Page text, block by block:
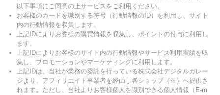
以下事項にご同意の上サービスをご利用ください。
お客様のカードを識別する符号（行動情報のID）を利用し、サイト
内の行動情報を収集します。
上記IDによりお客様の購買情報を収集し、ポイントの付与に利用し
ます。
上記IDによりお客様のサイト内の行動情報やサービス利用実績を収
集し、プロモーションやマーケティングに利用します。
上記IDは、当社が業務の委託を行っている株式会社デジタルガレー
ジより、アフィリエイト事業者を経由し各ショップ（※）へ提供さ
れます。ただし、当社よりお客様個人を識別できる個人情報（E-m